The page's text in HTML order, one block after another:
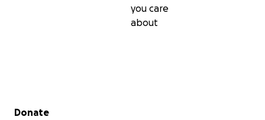
you care
about
Secondary menu
Donate